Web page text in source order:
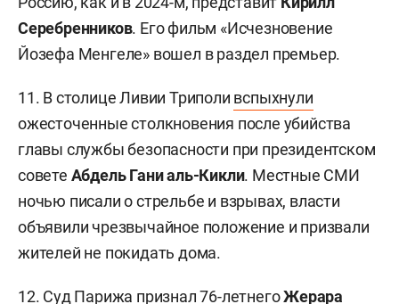
Серебренников. Его фильм «Исчезновение
Йозефа Менгеле» вошел в раздел премьер.
11. В столице Ливии Триполи вспыхнули
ожесточенные столкновения после убийства
главы службы безопасности при президентском
совете Абдель Гани аль-Кикли. Местные СМИ
ночью писали о стрельбе и взрывах, власти
объявили чрезвычайное положение и призвали
жителей не покидать дома.
12. Суд Парижа признал76-летнегоЖерара